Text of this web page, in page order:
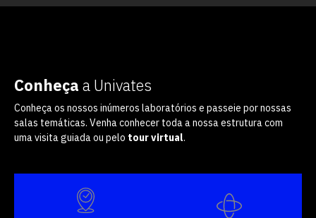
Conheça a Univates
Conheça os nossos inúmeros laboratórios e passeie por nossas
salas temáticas. Venha conhecer toda a nossa estrutura com
uma visita guiada ou pelo tour virtual.